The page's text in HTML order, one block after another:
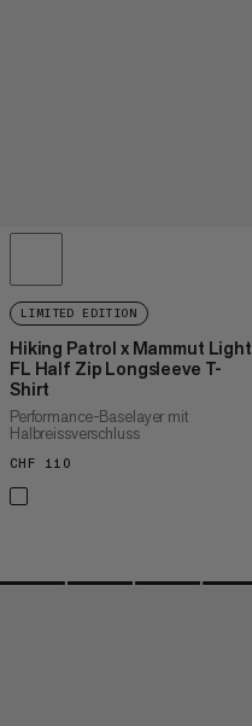
LIMITED EDITION
Hiking Patrol x Mammut Light
FL Half Zip Longsleeve T-
Shirt
Performance-Baselayer mit
Halbreissverschluss
CHF 110